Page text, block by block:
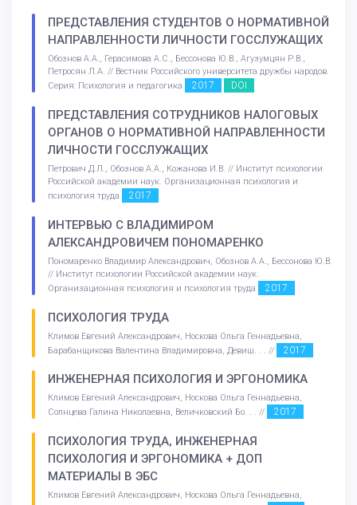
ПРЕДСТАВЛЕНИЯ СТУДЕНТОВ О НОРМАТИВНОЙ
НАПРАВЛЕННОСТИ ЛИЧНОСТИ ГОССЛУЖАЩИХ
Обознов А.А., Герасимова А.С., Бессонова Ю.В., Агузумцян Р.В.,
Петросян Л.А. // Вестник Российского университета дружбы народов.
Серия: Психология и педагогика
2017 DOI
ПРЕДСТАВЛЕНИЯ СОТРУДНИКОВ НАЛОГОВЫХ
ОРГАНОВ О НОРМАТИВНОЙ НАПРАВЛЕННОСТИ
ЛИЧНОСТИ ГОССЛУЖАЩИХ
Петрович Д.Л., Обознов А.А., Кожанова И.В. // Институт психологии
Российской академии наук. Организационная психология и
психология труда
2017
ИНТЕРВЬЮ С ВЛАДИМИРОМ
АЛЕКСАНДРОВИЧЕМ ПОНОМАРЕНКО
Пономаренко Владимир Александрович, Обознов А.А., Бессонова Ю.В.
// Институт психологии Российской академии наук.
Организационная психология и психология труда
2017
ПСИХОЛОГИЯ ТРУДА
Климов Евгений Александрович, Носкова Ольга Геннадьевна,
Барабанщикова Валентина Владимировна, Девиш. . . //
2017
ИНЖЕНЕРНАЯ ПСИХОЛОГИЯ И ЭРГОНОМИКА
Климов Евгений Александрович, Носкова Ольга Геннадьевна,
Солнцева Галина Николаевна, Величковский Бо. . . //
2017
ПСИХОЛОГИЯ ТРУДА, ИНЖЕНЕРНАЯ
ПСИХОЛОГИЯ И ЭРГОНОМИКА + ДОП
МАТЕРИАЛЫ В ЭБС
Климов Евгений Александрович, Носкова Ольга Геннадьевна,